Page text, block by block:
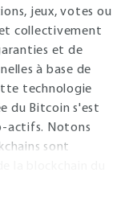
jeux, votes ou
collectivement
et de
à base de
technologie
du Bitcoin s'est
actifs. Notons
sont